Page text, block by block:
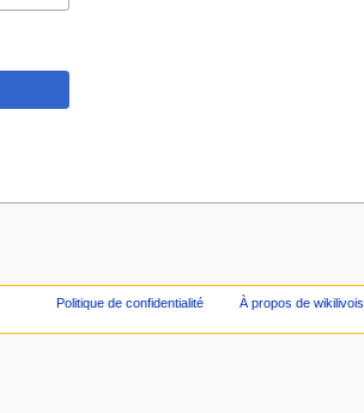
Politique de confidentialité À propos de wikilivois